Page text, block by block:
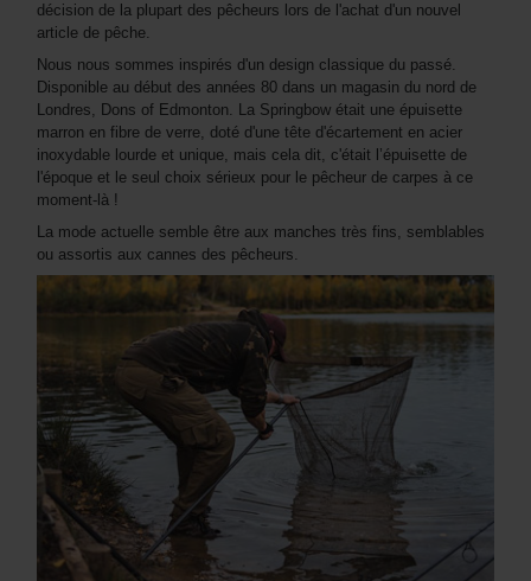
décision de la plupart des pêcheurs lors de l'achat d'un nouvel
article de pêche.
Nous nous sommes inspirés d'un design classique du passé.
Disponible au début des années 80 dans un magasin du nord de
Londres, Dons of Edmonton. La Springbow était une épuisette
marron en fibre de verre, doté d'une tête d'écartement en acier
inoxydable lourde et unique, mais cela dit, c'était l’épuisette de
l'époque et le seul choix sérieux pour le pêcheur de carpes à ce
moment-là !
La mode actuelle semble être aux manches très fins, semblables
ou assortis aux cannes des pêcheurs.